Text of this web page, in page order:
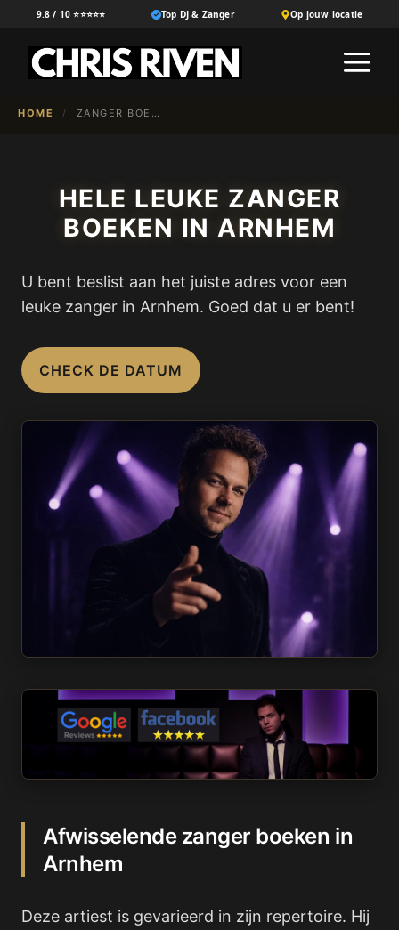
9.8 / 10 ⭐⭐⭐⭐⭐ Top DJ & Zanger Op jouw locatie
HOME / ZANGER BOEKEN IN ARNHEM
HELE LEUKE ZANGER
BOEKEN IN ARNHEM
U bent beslist aan het juiste adres voor een
leuke zanger in Arnhem. Goed dat u er bent!
CHECK DE DATUM
Afwisselende zanger boeken in
Arnhem
Deze artiest is gevarieerd in zijn repertoire. Hij